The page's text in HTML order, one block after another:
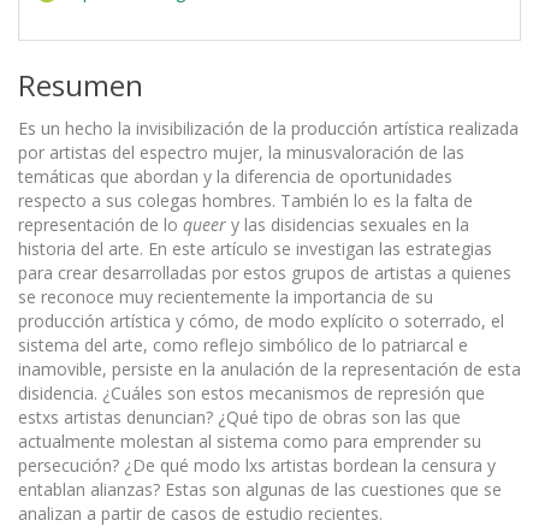
Resumen
Es un hecho la invisibilización de la producción artística realizada
por artistas del espectro mujer, la minusvaloración de las
temáticas que abordan y la diferencia de oportunidades
respecto a sus colegas hombres. También lo es la falta de
representación de lo queer y las disidencias sexuales en la
historia del arte. En este artículo se investigan las estrategias
para crear desarrolladas por estos grupos de artistas a quienes
se reconoce muy recientemente la importancia de su
producción artística y cómo, de modo explícito o soterrado, el
sistema del arte, como reflejo simbólico de lo patriarcal e
inamovible, persiste en la anulación de la representación de esta
disidencia. ¿Cuáles son estos mecanismos de represión que
estxs artistas denuncian? ¿Qué tipo de obras son las que
actualmente molestan al sistema como para emprender su
persecución? ¿De qué modo lxs artistas bordean la censura y
entablan alianzas? Estas son algunas de las cuestiones que se
analizan a partir de casos de estudio recientes.